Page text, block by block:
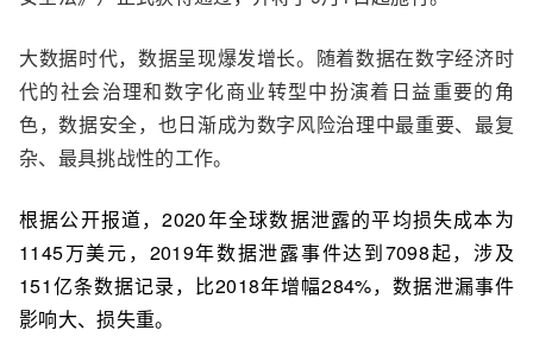
大数据时代，数据呈现爆发增长。随着数据在数字经济时
代的社会治理和数字化商业转型中扮演着日益重要的角
色，数据安全，也日渐成为数字风险治理中最重要、最复
杂、最具挑战性的工作。
根据公开报道，2020年全球数据泄露的平均损失成本为
1145万美元，2019年数据泄露事件达到7098起，涉及
151亿条数据记录，比2018年增幅284%，数据泄漏事件
影响大、损失重。